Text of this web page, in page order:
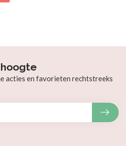
acties en favorieten rechtstreeks